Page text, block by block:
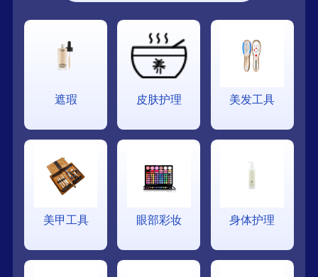
遮瑕 皮肤护理 美发工具
美甲工具 眼部彩妆 身体护理